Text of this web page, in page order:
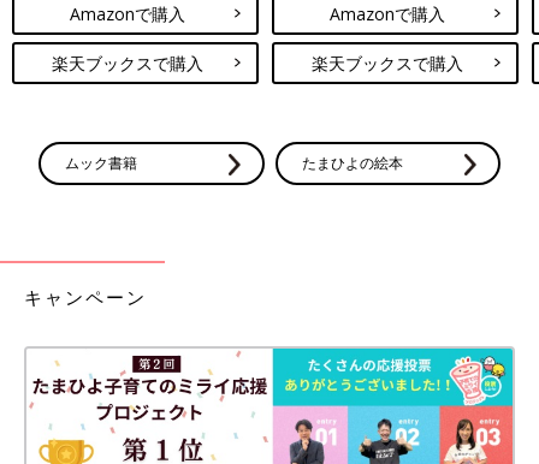
Amazonで購入
楽天ブックスで購入
Amazonで購入
楽天ブックスで購入
ムック書籍 たまひよの絵本
キャンペーン